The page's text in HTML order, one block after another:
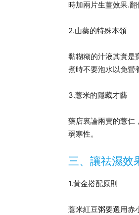
時加兩片生薑效果.翻
2.山藥的特殊本領
黏糊糊的汁液其實是
煮時不要泡水以免營
3.薏米的隱藏才藝
藥店裏論兩賣的薏仁
弱寒性。
三、讓祛濕效
1.黃金搭配原則
薏米紅豆粥要選用赤